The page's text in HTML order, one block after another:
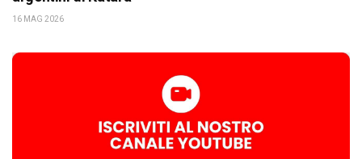
16 MAG 2026